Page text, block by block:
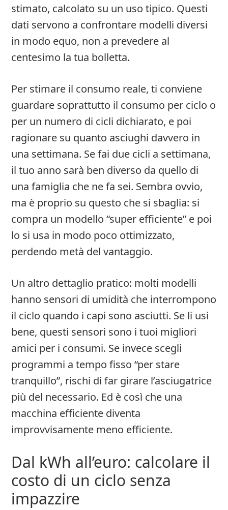
stimato, calcolato su un uso tipico. Questi
dati servono a confrontare modelli diversi
in modo equo, non a prevedere al
centesimo la tua bolletta.
Per stimare il consumo reale, ti conviene
guardare soprattutto il consumo per ciclo o
per un numero di cicli dichiarato, e poi
ragionare su quanto asciughi davvero in
una settimana. Se fai due cicli a settimana,
il tuo anno sarà ben diverso da quello di
una famiglia che ne fa sei. Sembra ovvio,
ma è proprio su questo che si sbaglia: si
compra un modello “super efficiente” e poi
lo si usa in modo poco ottimizzato,
perdendo metà del vantaggio.
Un altro dettaglio pratico: molti modelli
hanno sensori di umidità che interrompono
il ciclo quando i capi sono asciutti. Se li usi
bene, questi sensori sono i tuoi migliori
amici per i consumi. Se invece scegli
programmi a tempo fisso “per stare
tranquillo”, rischi di far girare l’asciugatrice
più del necessario. Ed è così che una
macchina efficiente diventa
improvvisamente meno efficiente.
Dal kWh all’euro: calcolare il
costo di un ciclo senza
impazzire